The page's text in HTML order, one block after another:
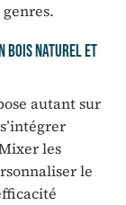
bois naturel et
autant sur
les
le